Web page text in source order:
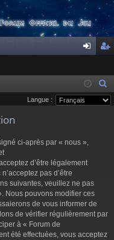
ne cri
ptie
Langue :
ci-après par « nous »,
d’être légalement
pas d’être
suivantes, veuillez ne pas
Nous pouvons modifier ces
de vous informer de
de vérifier régulièrement par
à « Forum de
été effectuées, vous acceptez